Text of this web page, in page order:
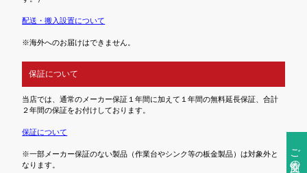
ご注文前の確認事項
配送・搬入設置について
※海外へのお届けはできません。
保証について
当店では、通常のメーカー保証１年間に加えて１年間の無料延長保証、合計
２年間の保証をお付けしております。
保証について
※一部メーカー保証のない製品（作業台やシンク等の板金製品）は対象外と
なります。